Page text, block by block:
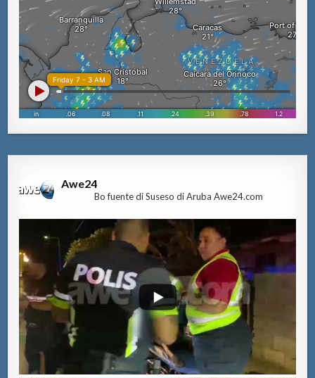
Awe24
Bo fuente di Suseso di Aruba Awe24.com